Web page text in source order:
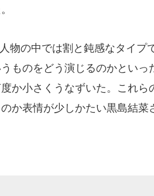
物の中では割と鈍感なタイプ
ものをどう演じるのかといっ
か小さくうなずいた。これら
か表情が少しかたい黒島結菜